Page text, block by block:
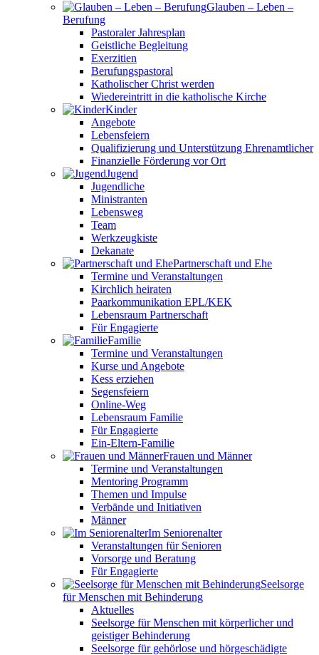
Glauben – Leben –
Berufung
Pastoraler Jahresplan
Geistliche Begleitung
Exerzitien
Berufungspastoral
Katholischer Christ werden
Wiedereintritt in die katholische Kirche
Kinder
Angebote
Lebensfeiern
Qualifizierung und Unterstützung Ehrenamtlicher
Finanzielle Förderung vor Ort
Jugend
Jugendliche
Ministranten
Lebensweg
Team
Werkzeugkiste
Dekanate
Partnerschaft und Ehe
Termine und Veranstaltungen
Kirchlich heiraten
Paarkommunikation EPL/KEK
Lebensraum Partnerschaft
Für Engagierte
Familie
Termine und Veranstaltungen
Kurse und Angebote
Kess erziehen
Segensfeiern
Online-Weg
Lebensraum Familie
Für Engagierte
Ein-Eltern-Familie
Frauen und Männer
Termine und Veranstaltungen
Mentoring Programm
Themen und Impulse
Verbände und Initiativen
Männer
Im Seniorenalter
Veranstaltungen für Senioren
Vorsorge und Beratung
Für Engagierte
Seelsorge
für Menschen mit Behinderung
Aktuelles
Seelsorge für Menschen mit körperlicher und
geistiger Behinderung
Seelsorge für gehörlose und hörgeschädigte